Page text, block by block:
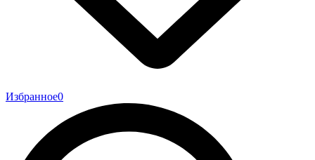
Избранное0